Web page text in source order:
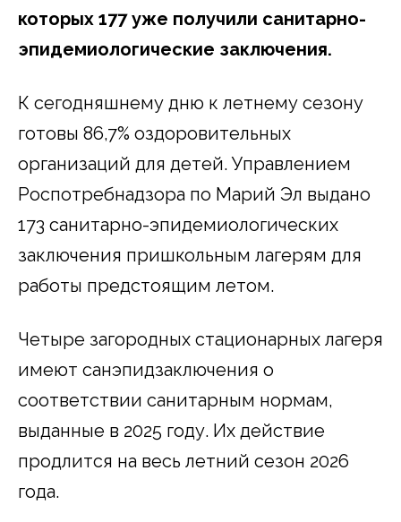
которых 177 уже получили санитарно-
эпидемиологические заключения.
К сегодняшнему дню к летнему сезону
готовы 86,7% оздоровительных
организаций для детей. Управлением
Роспотребнадзора по Марий Эл выдано
173 санитарно-эпидемиологических
заключения пришкольным лагерям для
работы предстоящим летом.
Четыре загородных стационарных лагеря
имеют санэпидзаключения о
соответствии санитарным нормам,
выданные в 2025 году. Их действие
продлится на весь летний сезон 2026
года.